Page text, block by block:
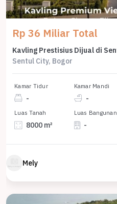
Rp 36 Miliar Total
Sentul City, Bogor
Kamar Tidur
-
Kamar Mandi
-
Luas Tanah
8000 m²
Luas Bangunan
-
Mely